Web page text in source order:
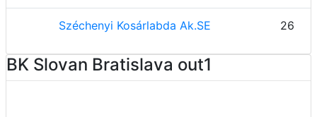
Széchenyi Kosárlabda Ak.SE 26
BK Slovan Bratislava out1